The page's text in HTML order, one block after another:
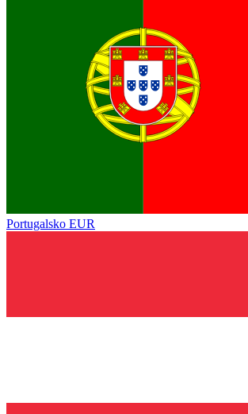
Portugalsko EUR